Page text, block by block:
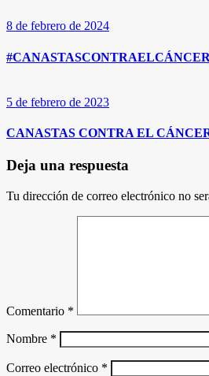
8 de febrero de 2024
5 de febrero de 2023
CANASTAS CONTRA EL
Deja una respuesta
Tu dirección de correo electrónico no
Comentario *
Nombre *
Correo electrónico *